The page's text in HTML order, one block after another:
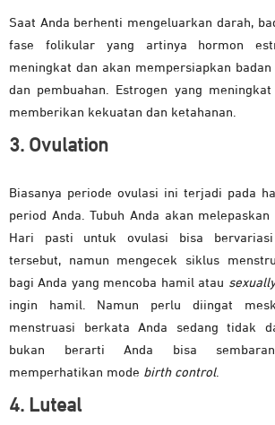
Saat Anda berhenti mengeluarkan darah,
fase folikular yang artinya hormon
meningkat dan akan mempersiapkan
dan pembuahan. Estrogen yang
memberikan kekuatan dan ketahanan.
3. Ovulation
Biasanya periode ovulasi ini terjadi pada
period Anda. Tubuh Anda akan
Hari pasti untuk ovulasi bisa
tersebut, namun mengecek siklus
bagi Anda yang mencoba hamil atau
ingin hamil. Namun perlu diingat
menstruasi berkata Anda sedang tidak
bukan berarti Anda bisa
memperhatikan mode birth control.
4. Luteal